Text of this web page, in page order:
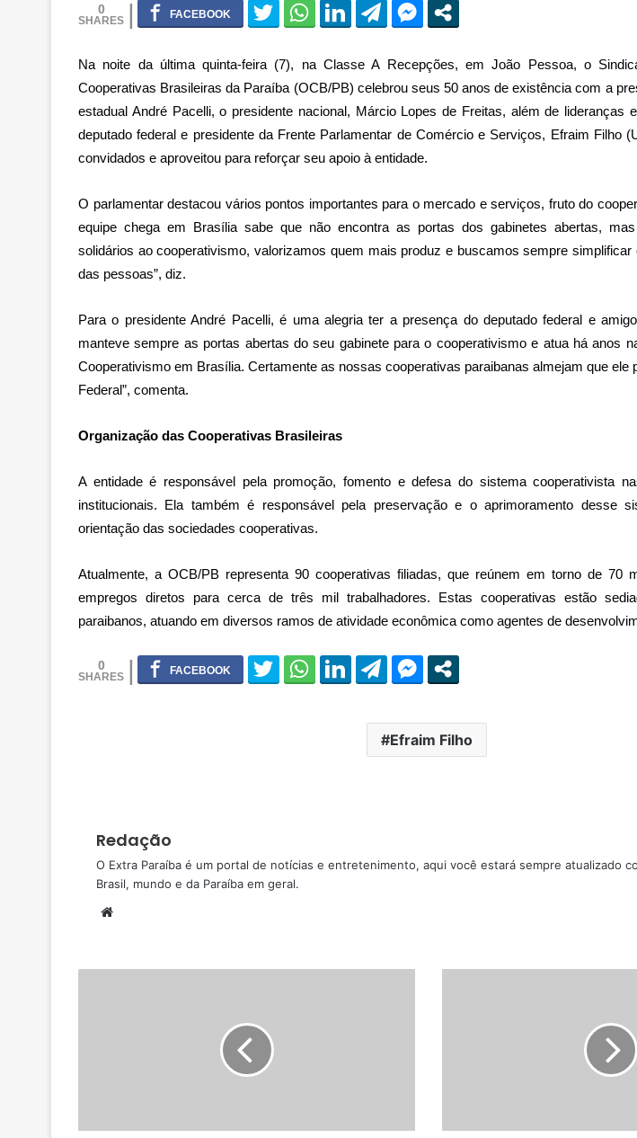
0
Na noite da última quinta-feira (7), na Classe A Recepções, em João Pessoa, o
Cooperativas Brasileiras da Paraíba (OCB/PB) celebrou seus 50 anos de existência com a
estadual André Pacelli, o presidente nacional, Márcio Lopes de Freitas, além de lideranças
deputado federal e presidente da Frente Parlamentar de Comércio e Serviços, Efraim Filho
convidados e aproveitou para reforçar seu apoio à entidade.
O parlamentar destacou vários pontos importantes para o mercado e serviços, fruto do
equipe chega em Brasília sabe que não encontra as portas dos gabinetes abertas,
solidários ao cooperativismo, valorizamos quem mais produz e buscamos sempre
das pessoas”, diz.
Para o presidente André Pacelli, é uma alegria ter a presença do deputado federal e
manteve sempre as portas abertas do seu gabinete para o cooperativismo e atua há anos
Cooperativismo em Brasília. Certamente as nossas cooperativas paraibanas almejam que ele
Federal”, comenta.
Organização das Cooperativas Brasileiras
A entidade é responsável pela promoção, fomento e defesa do sistema cooperativista
institucionais. Ela também é responsável pela preservação e o aprimoramento desse
orientação das sociedades cooperativas.
Atualmente, a OCB/PB representa 90 cooperativas filiadas, que reúnem em torno de 70
empregos diretos para cerca de três mil trabalhadores. Estas cooperativas estão
paraibanos, atuando em diversos ramos de atividade econômica como agentes de
0
Efraim Filho
Redação
O Extra Paraíba é um portal de notícias e entretenimento, aqui você estará sempre atualizado
Brasil, mundo e da Paraíba em geral.